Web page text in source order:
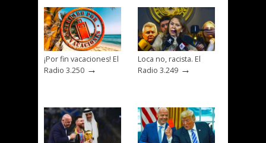
¡Por fin vacaciones! El
Radio 3.250 →
Loca no, racista. El
Radio 3.249 →